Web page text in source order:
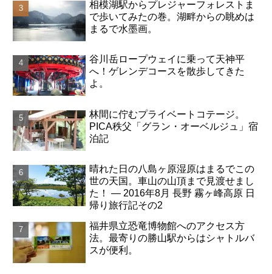
相模湖駅からプレジャーフォレストま
で歩いてみたの巻。湖畔からの眺めは
まるで水墨画。
谷川岳ロープウェイに乗って天神平
へ！ゲレンデコースを散歩してきた
よ。
林間に佇むプライベートコテージ。
PICA秩父「グラン・オーベルジュ」宿
泊記
晴れた日の八島ヶ原湿原はまるでこの
世の天国。車山の山頂まで見渡せまし
た！ ― 2016年8月 長野 霧ヶ峰高原 日
帰り旅行記その2
福井県立恐竜博物館へのアクセス方
法。最寄りの勝山駅からはシャトルバ
スが便利。